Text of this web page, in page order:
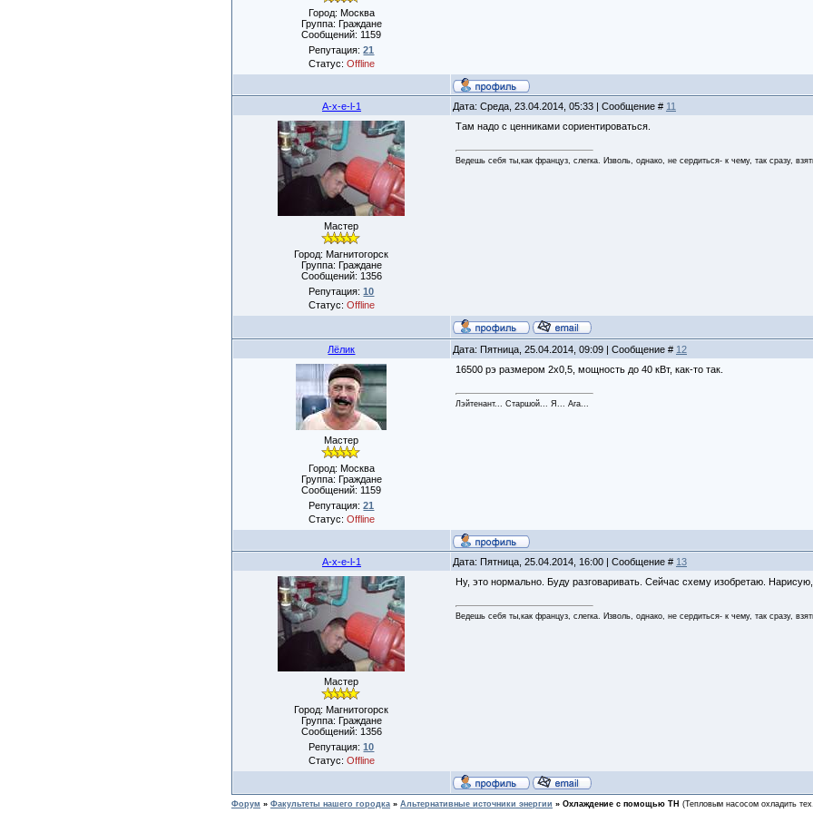
Город: Москва
Группа: Граждане
Сообщений: 1159
Репутация:21
Статус: Offline
A-x-e-l-1 Дата: Среда, 23.04.2014, 05:33 | Сообщение # 11
Мастер
Город: Магнитогорск
Группа: Граждане
Сообщений: 1356
Репутация:10
Статус: Offline
Там надо с ценниками сориентироваться.
Ведешь себя ты,как француз, слегка. Изволь, однако, не сердиться- к чему, так сразу,
Лёлик Дата: Пятница, 25.04.2014, 09:09 | Сообщение # 12
Мастер
Город: Москва
Группа: Граждане
Сообщений: 1159
Репутация:21
Статус: Offline
16500 рэ размером 2х0,5, мощность до 40 кВт, как-то так.
Лэйтенант... Старшой... Я... Ага...
A-x-e-l-1 Дата: Пятница, 25.04.2014, 16:00 | Сообщение # 13
Мастер
Город: Магнитогорск
Группа: Граждане
Сообщений: 1356
Репутация:10
Статус: Offline
Ну, это нормально. Буду разговаривать. Сейчас схему изобретаю.
Ведешь себя ты,как француз, слегка. Изволь, однако, не сердиться- к чему, так сразу,
Форум » Факультеты нашего городка » Альтернативные источники энергии » Охлаждение с помощью ТН (Тепловым насосом охладить